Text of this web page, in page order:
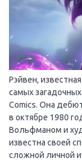
Рэйвен,
самых
Comics. Она
в октябре 1980
Вольфманом и
известна своей
сложной личной